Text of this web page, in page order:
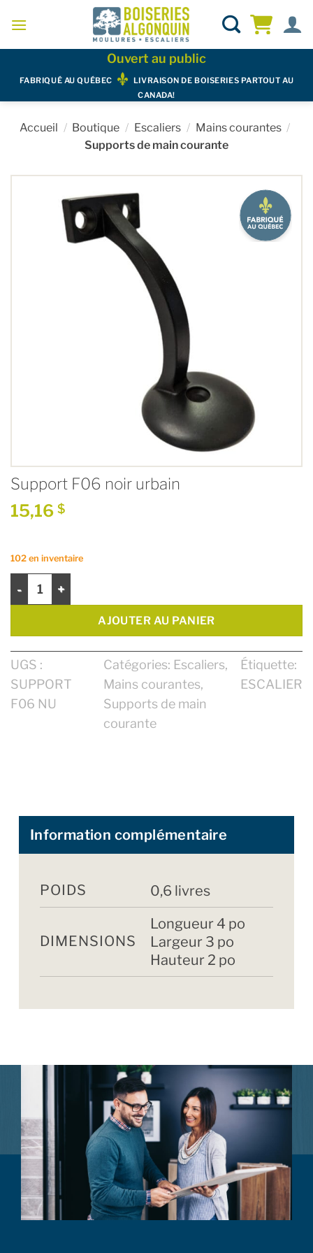
Ouvert au public
FABRIQUÉ AU QUÉBEC
LIVRAISON DE BOISERIES PARTOUT AU
CANADA!
Accueil / Boutique / Escaliers / Mains courantes /
Supports de main courante
Support F06 noir urbain
15,16 $
102 en inventaire
AJOUTER AU PANIER
UGS :
SUPPORT
F06 NU
Catégories: Escaliers,
Mains courantes,
Supports de main
courante
Étiquette:
ESCALIER
Information complémentaire
POIDS 0,6 livres
DIMENSIONS
Longueur 4 po
Largeur 3 po
Hauteur 2 po